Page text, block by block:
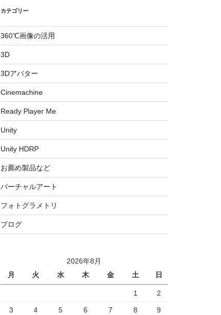
カテゴリー
360℃画像の活用
3D
3Dアバター
Cinemachine
Ready Player Me
Unity
Unity HDRP
お薦め製品など
バーチャルアート
フォトグラメトリ
ブログ
2026年8月
月
火 水 木 金 土 日
1 2
3 4 5 6 7 8 9